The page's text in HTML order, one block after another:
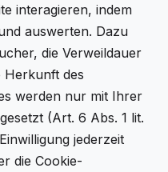
interagieren, indem
auswerten. Dazu
die Verweildauer
Herkunft des
werden nur mit Ihrer
(Art. 6 Abs. 1 lit.
jederzeit
die Cookie-